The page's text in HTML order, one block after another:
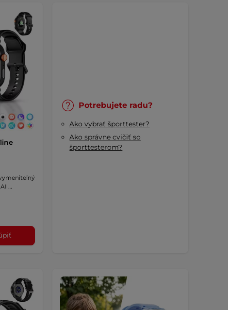
…
Potrebujete radu?
Ako vybrať športtester?
Ako správne cvičiť so
športtesterom?